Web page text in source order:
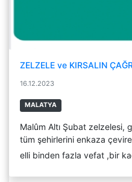
ZELZELE ve KIRSALIN
16.12.2023
MALATYA
Malûm Altı Şubat
tüm şehirlerini enkaza
elli binden fazla vefat ,bir